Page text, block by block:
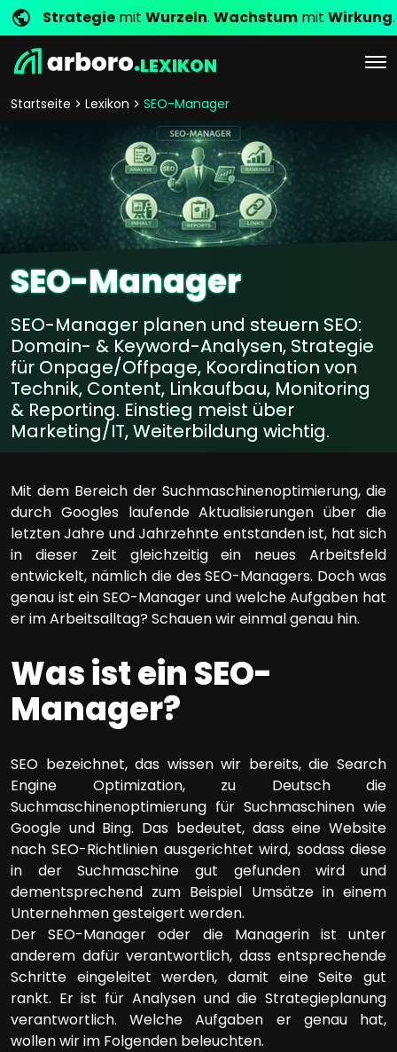
Strategie mit Wurzeln. Wachstum mit Wirkung.
LEXIKON
Startseite Lexikon SEO-Manager
SEO-Manager
SEO-Manager planen und steuern SEO:
Domain- & Keyword-Analysen, Strategie
für Onpage/Offpage, Koordination von
Technik, Content, Linkaufbau, Monitoring
& Reporting. Einstieg meist über
Marketing/IT, Weiterbildung wichtig.
Mit dem Bereich der Suchmaschinenoptimierung, die
durch Googles laufende Aktualisierungen über die
letzten Jahre und Jahrzehnte entstanden ist, hat sich
in dieser Zeit gleichzeitig ein neues Arbeitsfeld
entwickelt, nämlich die des SEO-Managers. Doch was
genau ist ein SEO-Manager und welche Aufgaben hat
er im Arbeitsalltag? Schauen wir einmal genau hin.
Was ist ein SEO-
Manager?
SEO bezeichnet, das wissen wir bereits, die Search
Engine Optimization, zu Deutsch die
Suchmaschinenoptimierung für Suchmaschinen wie
Google und Bing. Das bedeutet, dass eine Website
nach SEO-Richtlinien ausgerichtet wird, sodass diese
in der Suchmaschine gut gefunden wird und
dementsprechend zum Beispiel Umsätze in einem
Unternehmen gesteigert werden.
Der SEO-Manager oder die Managerin ist unter
anderem dafür verantwortlich, dass entsprechende
Schritte eingeleitet werden, damit eine Seite gut
rankt. Er ist für Analysen und die Strategieplanung
verantwortlich. Welche Aufgaben er genau hat,
wollen wir im Folgenden beleuchten.